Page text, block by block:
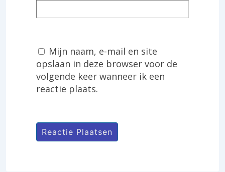
Mijn naam, e-mail en site
opslaan in deze browser voor de
volgende keer wanneer ik een
reactie plaats.